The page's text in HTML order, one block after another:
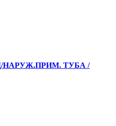
НАРУЖ.ПРИМ. ТУБА /